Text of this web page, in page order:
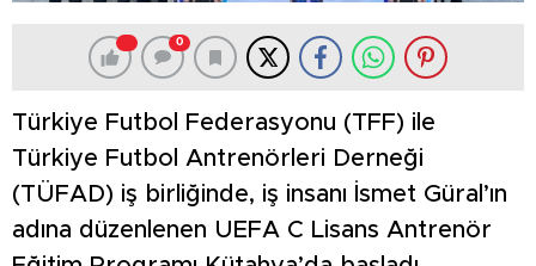
0
Türkiye Futbol Federasyonu (TFF) ile
Türkiye Futbol Antrenörleri Derneği
(TÜFAD) iş birliğinde, iş insanı İsmet Güral’ın
adına düzenlenen UEFA C Lisans Antrenör